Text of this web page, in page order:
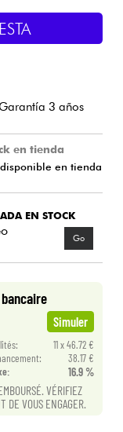
3 años
en tienda
en tienda
EN STOCK
Go
Simuler
11 x 46.72 €
38.17 €
16.9 %
VÉRIFIEZ
DE VOUS ENGAGER.